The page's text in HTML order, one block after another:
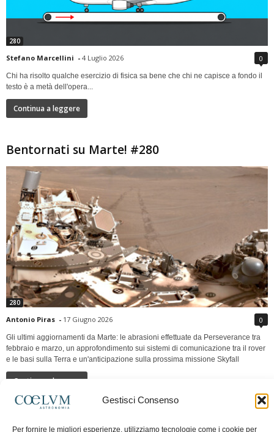
Gestisci Consenso
Per fornire le migliori esperienze, utilizziamo tecnologie come i cookie per
280
Stefano Marcellini - 4 Luglio 2026 0
Chi ha risolto qualche esercizio di fisica sa bene che chi ne capisce a fondo il
testo è a metà dell'opera...
Continua a leggere
Bentornati su Marte! #280
280
Antonio Piras - 17 Giugno 2026 0
Gli ultimi aggiornamenti da Marte: le abrasioni effettuate da Perseverance tra
febbraio e marzo, un approfondimento sui sistemi di comunicazione tra il rover
e le basi sulla Terra e un'anticipazione sulla prossima missione Skyfall
Continua a leggere